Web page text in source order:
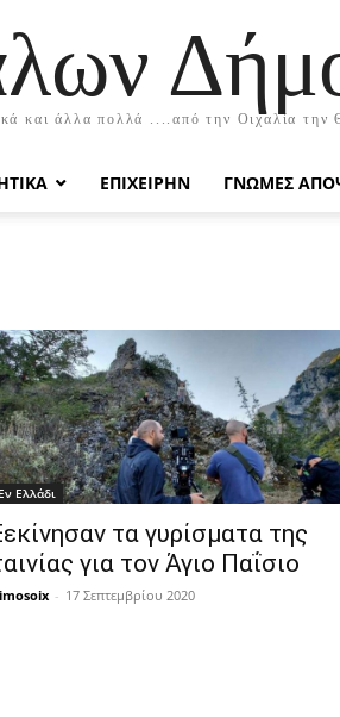
και άλλα πολλά ....από την Οιχαλία την
EΠΙΧΕΙΡΉΝ ΓΝΏΜΕΣ
Εν Ελλάδι
τα γυρίσματα της
για τον Άγιο Παΐσιο
- 17 Σεπτεμβρίου 2020